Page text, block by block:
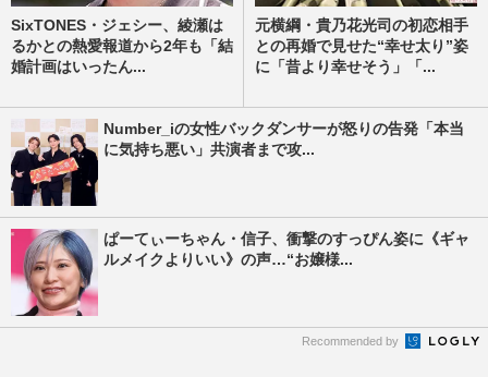
SixTONES・ジェシー、綾瀬は
るかとの熱愛報道から2年も「結
婚計画はいったん...
元横綱・貴乃花光司の初恋相手
との再婚で見せた“幸せ太り”姿
に「昔より幸せそう」「...
Number_iの女性バックダンサーが怒りの告発「本当
に気持ち悪い」共演者まで攻...
ぱーてぃーちゃん・信子、衝撃のすっぴん姿に《ギャ
ルメイクよりいい》の声…“お嬢様...
Recommended by